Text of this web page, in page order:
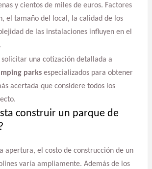
y cientos de miles de euros. Factores
el tamaño del local, la calidad de los
de las instalaciones influyen en el
solicitar una cotización detallada a
parksespecializados para obtener
acertada que considere todos los
construir un parque de
apertura, el costo de construcción de un
varía ampliamente. Además de los